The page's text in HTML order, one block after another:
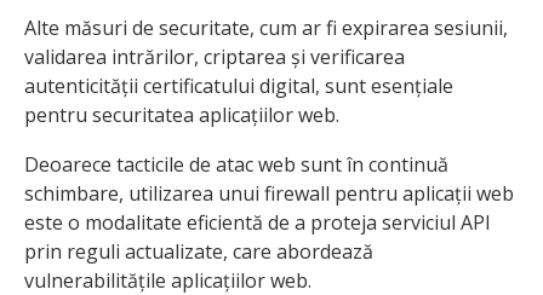
Alte măsuri de securitate, cum ar fi expirarea sesiunii,
validarea intrărilor, criptarea și verificarea
autenticității certificatului digital, sunt esențiale
pentru securitatea aplicațiilor web.
Deoarece tacticile de atac web sunt în continuă
schimbare, utilizarea unui firewall pentru aplicații web
este o modalitate eficientă de a proteja serviciul API
prin reguli actualizate, care abordează
vulnerabilitățile aplicațiilor web.